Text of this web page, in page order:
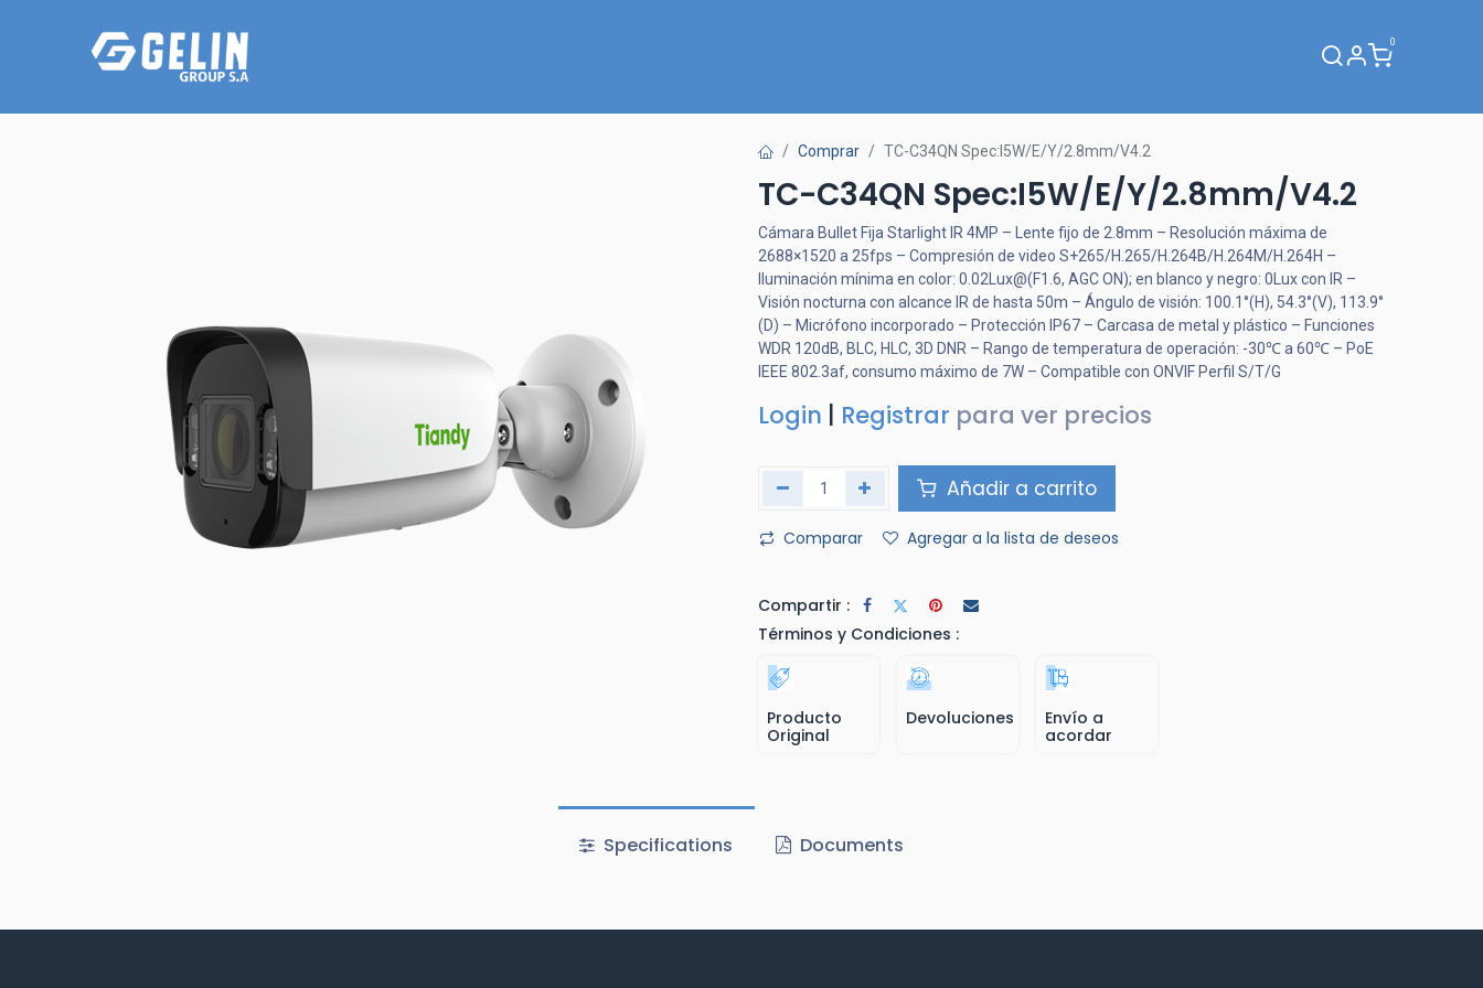
0
Comprar TC-C34QN Spec:I5W/E/Y/2.8mm/V4.2
TC-C34QN Spec:I5W/E/Y/2.8mm/V4.2
Cámara Bullet Fija Starlight IR 4MP – Lente fijo de 2.8mm – Resolución máxima de
2688×1520 a 25fps – Compresión de video S+265/H.265/H.264B/H.264M/H.264H –
Iluminación mínima en color: 0.02Lux@(F1.6, AGC ON); en blanco y negro: 0Lux con IR –
Visión nocturna con alcance IR de hasta 50m – Ángulo de visión: 100.1°(H), 54.3°(V), 113.9°
(D) – Micrófono incorporado – Protección IP67 – Carcasa de metal y plástico – Funciones
WDR 120dB, BLC, HLC, 3D DNR – Rango de temperatura de operación: -30℃ a 60℃ – PoE
IEEE 802.3af, consumo máximo de 7W – Compatible con ONVIF Perfil S/T/G
Login Registrar para ver precios
Añadir a carrito
Comparar Agregar a la lista de deseos
Compartir :
Términos y Condiciones :
Producto
Original
Devoluciones
Envío a
acordar
Specifications Documents